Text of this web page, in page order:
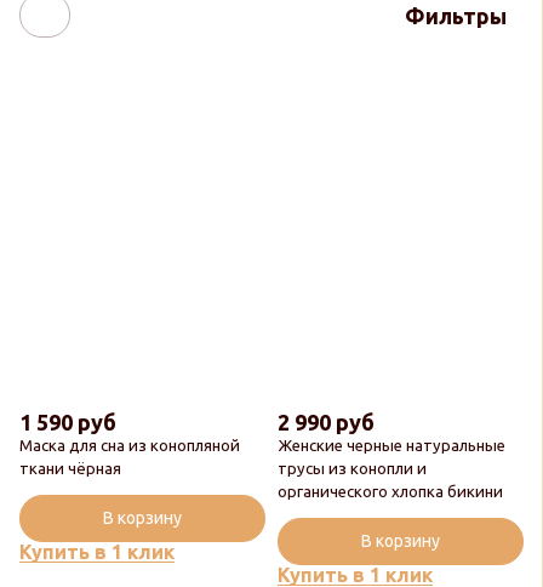
Фильтры
Маска для сна из конопляной
ткани чёрная
1 590 руб
Купить в 1 клик
В корзину
Женские черные натуральные
трусы из конопли и
органического хлопка бикини
2 990 руб
Купить в 1 клик
В корзину